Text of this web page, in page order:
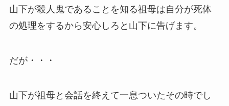
山下が殺人鬼であることを知る祖母は自分が死体
の処理をするから安心しろと山下に告げます。
だが・・・
山下が祖母と会話を終えて一息ついたその時でし